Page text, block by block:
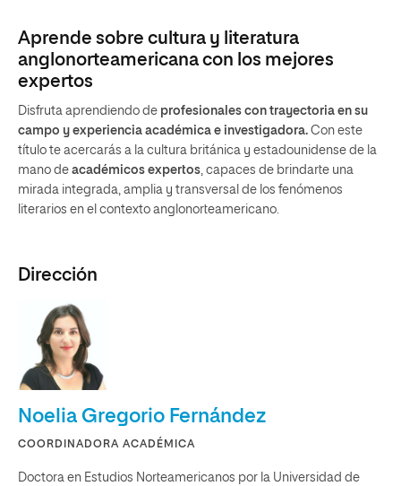
Aprende sobre cultura y literatura
anglonorteamericana con los mejores
expertos
Disfruta aprendiendo de profesionales con trayectoria en su
campo y experiencia académica e investigadora. Con este
título te acercarás a la cultura británica y estadounidense de la
mano de académicos expertos, capaces de brindarte una
mirada integrada, amplia y transversal de los fenómenos
literarios en el contexto anglonorteamericano.
Dirección
Noelia Gregorio Fernández
COORDINADORA ACADÉMICA
Doctora en Estudios Norteamericanos por la Universidad de